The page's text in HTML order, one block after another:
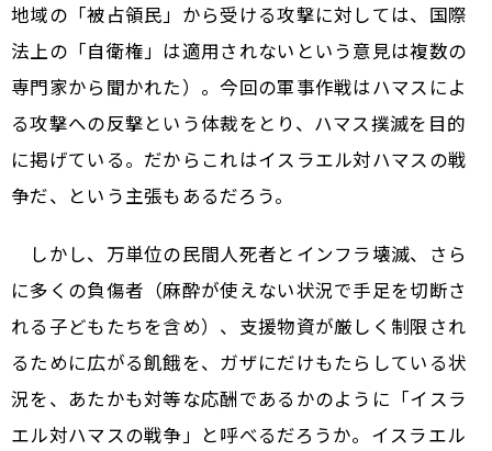
地域の「被占領民」から受ける攻撃に対しては、国際
法上の「自衛権」は適用されないという意見は複数の
専門家から聞かれた）。今回の軍事作戦はハマスによ
る攻撃への反撃という体裁をとり、ハマス撲滅を目的
に掲げている。だからこれはイスラエル対ハマスの戦
争だ、という主張もあるだろう。
しかし、万単位の民間人死者とインフラ壊滅、さら
に多くの負傷者（麻酔が使えない状況で手足を切断さ
れる子どもたちを含め）、支援物資が厳しく制限され
るために広がる飢餓を、ガザにだけもたらしている状
況を、あたかも対等な応酬であるかのように「イスラ
エル対ハマスの戦争」と呼べるだろうか。イスラエル